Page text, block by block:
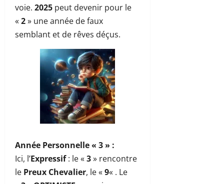
voie. 2025 peut devenir pour le
«2» une année de faux
semblant et de rêves déçus.
Année Personnelle « 3 » :
Ici, l’Expressif: le «3» rencontre
le Preux Chevalier, le «9« . Le